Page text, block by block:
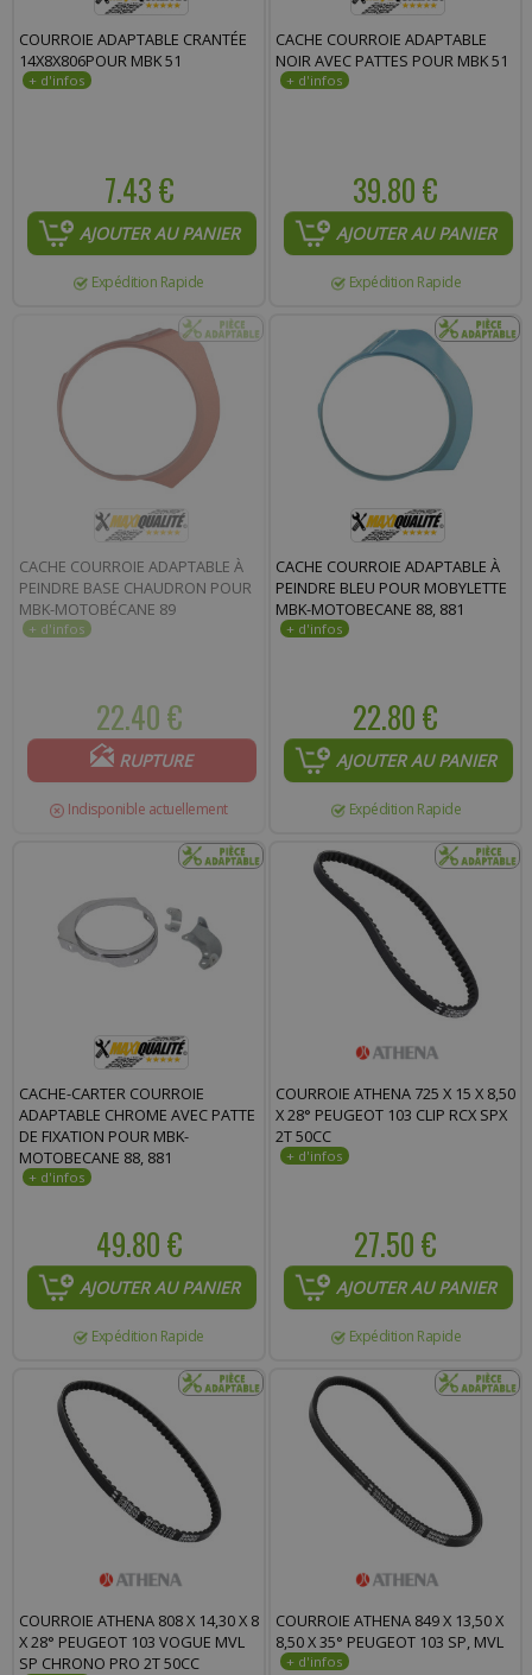
COURROIE ADAPTABLE CRANTÉE
14X8X806POUR MBK 51
7.43 €
AJOUTER AU PANIER
Expédition Rapide
CACHE COURROIE ADAPTABLE
NOIR AVEC PATTES POUR MBK 51
39.80 €
AJOUTER AU PANIER
Expédition Rapide
CACHE COURROIE ADAPTABLE À
PEINDRE BASE CHAUDRON POUR
MBK-MOTOBÉCANE 89
22.40 €
RUPTURE
Indisponible actuellement
CACHE COURROIE ADAPTABLE À
PEINDRE BLEU POUR MOBYLETTE
MBK-MOTOBECANE 88, 881
22.80 €
AJOUTER AU PANIER
Expédition Rapide
CACHE-CARTER COURROIE
ADAPTABLE CHROME AVEC PATTE
DE FIXATION POUR MBK-
MOTOBECANE 88, 881
49.80 €
AJOUTER AU PANIER
Expédition Rapide
COURROIE ATHENA 725 X 15 X 8,50
X 28° PEUGEOT 103 CLIP RCX SPX
2T 50CC
27.50 €
AJOUTER AU PANIER
Expédition Rapide
COURROIE ATHENA 808 X 14,30 X 8
X 28° PEUGEOT 103 VOGUE MVL
SP CHRONO PRO 2T 50CC
COURROIE ATHENA 849 X 13,50 X
8,50 X 35° PEUGEOT 103 SP, MVL
Commentaire :